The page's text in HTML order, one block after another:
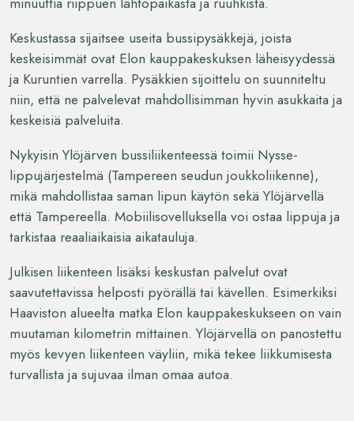
Keskustassa sijaitsee useita bussipysäkkejä, joista
keskeisimmät ovat Elon kauppakeskuksen läheisyydessä
ja Kuruntien varrella. Pysäkkien sijoittelu on suunniteltu
niin, että ne palvelevat mahdollisimman hyvin asukkaita ja
keskeisiä palveluita.
Nykyisin Ylöjärven bussiliikenteessä toimii Nysse-
lippujärjestelmä (Tampereen seudun joukkoliikenne),
mikä mahdollistaa saman lipun käytön sekä Ylöjärvellä
että Tampereella. Mobiilisovelluksella voi ostaa lippuja ja
tarkistaa reaaliaikaisia aikatauluja.
Julkisen liikenteen lisäksi keskustan palvelut ovat
saavutettavissa helposti pyörällä tai kävellen. Esimerkiksi
Haaviston alueelta matka Elon kauppakeskukseen on vain
muutaman kilometrin mittainen. Ylöjärvellä on panostettu
myös kevyen liikenteen väyliin, mikä tekee liikkumisesta
turvallista ja sujuvaa ilman omaa autoa.